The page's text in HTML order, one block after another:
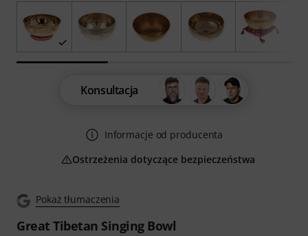
Pokaż tłumaczenia
Great Tibetan Singing Bowl
Konsultacja
Informacje od producenta
Ostrzeżenia dotyczące bezpieczeństwa